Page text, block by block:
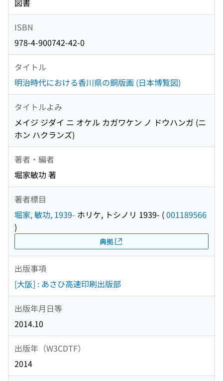
図書
ISBN
978-4-900742-42-0
タイトル
明治時代における香川県の銅版画 (日本博覧図)
タイトルよみ
メイジ ジダイ ニ オケル カガワケン ノ ドウハンガ (ニ
ホン ハクランズ)
著者・編者
堀家敏功 著
著者標目
堀家, 敏功, 1939- ホリケ, トシノリ 1939- (001189566
)
典拠
出版事項
[大阪] : あさひ高速印刷出版部
出版年月日等
2014.10
出版年（W3CDTF）
2014